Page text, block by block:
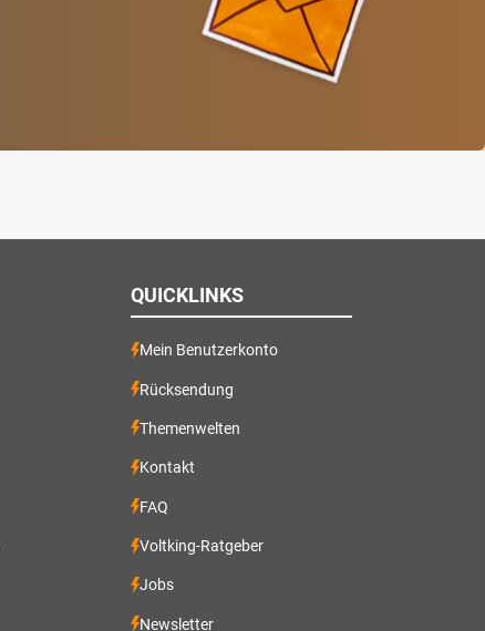
QUICKLINKS
Mein Benutzerkonto
Rücksendung
Themenwelten
Kontakt
FAQ
Voltking-Ratgeber
Jobs
Newsletter